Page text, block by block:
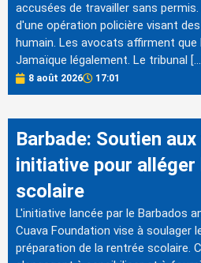
accusées de travailler sans
d'une opération policière visant
humain. Les avocats affirment
Jamaïque légalement. Le tribunal
8 août 2026 17:01
Barbade: Soutien
initiative pour alléger
scolaire
L'initiative lancée par le Barbados
Cuava Foundation vise à soulager
préparation de la rentrée scolaire.